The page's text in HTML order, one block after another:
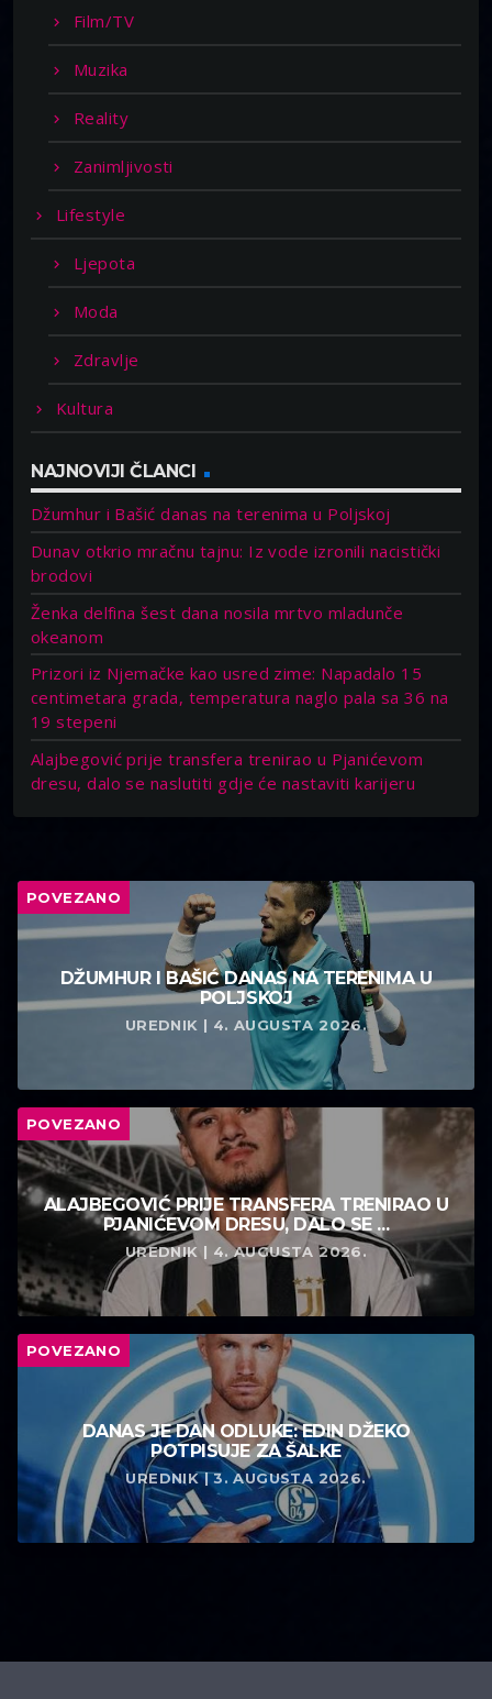
Film/TV
Muzika
Reality
Zanimljivosti
Lifestyle
Ljepota
Moda
Zdravlje
Kultura
NAJNOVIJI ČLANCI
Džumhur i Bašić danas na terenima u Poljskoj
Dunav otkrio mračnu tajnu: Iz vode izronili nacistički
brodovi
Ženka delfina šest dana nosila mrtvo mladunče
okeanom
Prizori iz Njemačke kao usred zime: Napadalo 15
centimetara grada, temperatura naglo pala sa 36 na
19 stepeni
Alajbegović prije transfera trenirao u Pjanićevom
dresu, dalo se naslutiti gdje će nastaviti karijeru
POVEZANO
DŽUMHUR I BAŠIĆ DANAS NA TERENIMA U
POLJSKOJ
UREDNIK | 4. AUGUSTA 2026.
POVEZANO
ALAJBEGOVIĆ PRIJE TRANSFERA TRENIRAO U
PJANIĆEVOM DRESU, DALO SE ...
UREDNIK | 4. AUGUSTA 2026.
POVEZANO
DANAS JE DAN ODLUKE: EDIN DŽEKO
POTPISUJE ZA ŠALKE
UREDNIK | 3. AUGUSTA 2026.